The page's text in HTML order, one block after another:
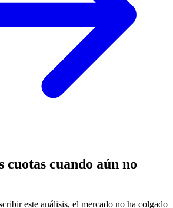
cuotas cuando aún no
este análisis, el mercado no ha colgado